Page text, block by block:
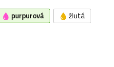
purpurová žlutá